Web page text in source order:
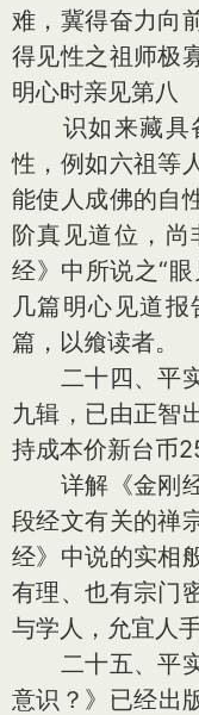
难，冀得奋力向
得见性之祖师极
明心时亲见第八
识如来藏具
性，例如六祖等
能使人成佛的自
阶真见道位，
经》中所说之“
几篇明心见道
篇，以飨读者。
二十四、平实
九辑，已由正智
持成本价新台币
详解《金刚经
段经文有关的禅
经》中说的实相
有理、也有宗门
与学人，允宜人
二十五、平实
意识？》已经出